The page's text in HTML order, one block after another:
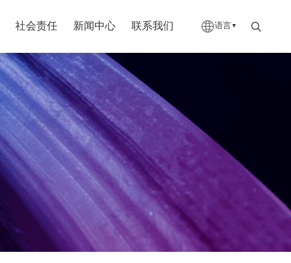
社会责任 新闻中心 联系我们 语言 ▼